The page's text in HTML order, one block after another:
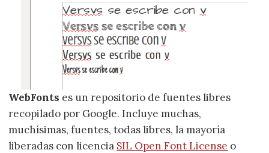
WebFonts es un repositorio de fuentes libres
recopilado por Google. Incluye muchas,
muchísimas, fuentes, todas libres, la mayoría
liberadas con licencia SIL Open Font License o